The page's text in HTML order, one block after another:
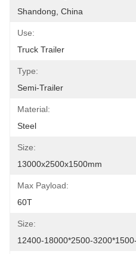
Shandong, China
Use:
Truck Trailer
Type:
Semi-Trailer
Material:
Steel
Size:
13000x2500x1500mm
Max Payload:
60T
Size:
12400-18000*2500-